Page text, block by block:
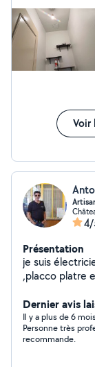
Voir
Présentation
je suis
,placco platre
Dernier avis
Il y a plus de 6
Personne très
recommande.